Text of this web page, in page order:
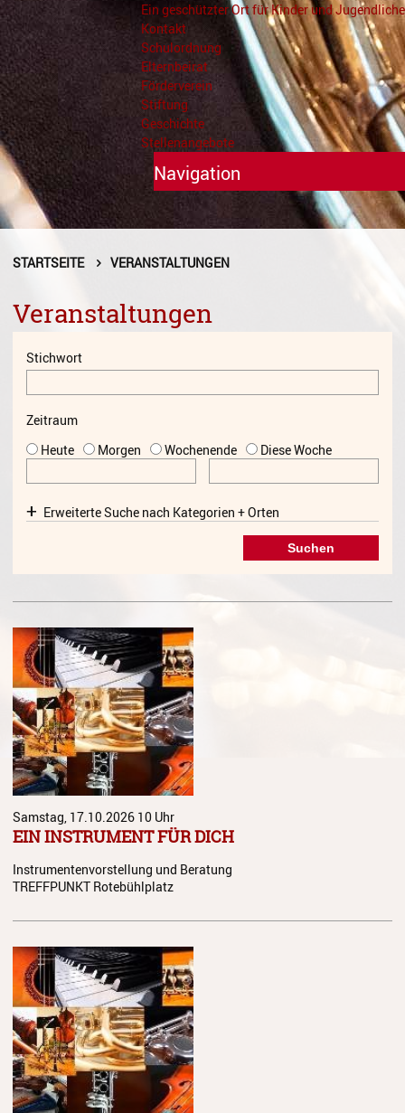
Ein geschützter Ort für Kinder und Jugendliche
Kontakt
Schulordnung
Elternbeirat
Förderverein
Stiftung
Geschichte
Stellenangebote
Navigation
Unterricht
Fächer A - Z
Dirigieren
Feldenkrais
Instrumentenkarussell
Recording
Musiktheater - Stage
Coaching
Musiktheorie
Musiktherapie
MuM - Musikunterricht für
Menschen mit Behinderung
Tasteninstrumente
Zupfinstrumente
Unsere Lehrkräfte
Standorte
Ensembles
Talentförderung
STARTSEITE VERANSTALTUNGEN
Veranstaltungen
Stichwort
Zeitraum
Heute
Morgen Wochenende Diese Woche
Erweiterte Suche nach Kategorien + Orten
Samstag, 17.10.2026 10 Uhr
EIN INSTRUMENT FÜR DICH
Instrumentenvorstellung und Beratung
TREFFPUNKT Rotebühlplatz